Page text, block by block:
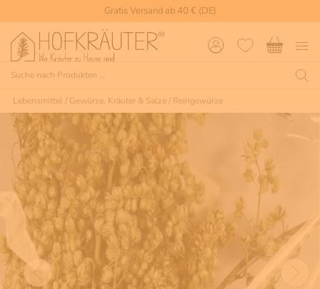
Gratis Versand ab 40 € (DE)
Lebensmittel / Gewürze, Kräuter & Salze/ Reingewürze